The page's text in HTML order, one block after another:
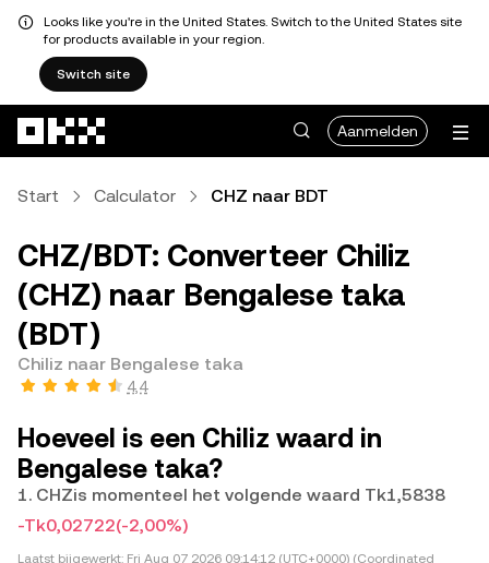
Looks like you're in the United States. Switch to the United States site
for products available in your region.
Switch site
Aanmelden
Start Calculator CHZ naar BDT
CHZ/BDT: Converteer Chiliz
(CHZ) naar Bengalese taka
(BDT)
Chiliz naar Bengalese taka
4,4
Hoeveel is een Chiliz waard in
Bengalese taka?
1. CHZis momenteel het volgende waard Tk1,5838
-Tk0,02722(-2,00%)
Laatst bijgewerkt: Fri Aug 07 2026 09:14:12 (UTC+0000) (Coordinated